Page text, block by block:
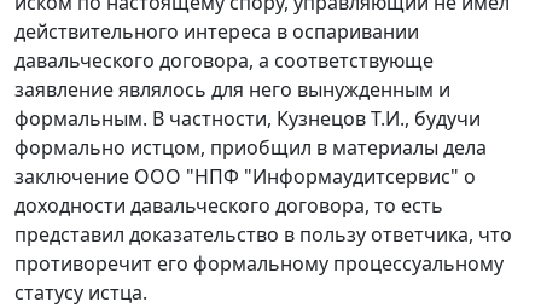
действительного интереса в оспаривании
давальческого договора, а соответствующе
заявление являлось для него вынужденным и
формальным. В частности, Кузнецов Т.И., будучи
формально истцом, приобщил в материалы дела
заключение ООО "НПФ "Информаудитсервис" о
доходности давальческого договора, то есть
представил доказательство в пользу ответчика, что
противоречит его формальному процессуальному
статусу истца.